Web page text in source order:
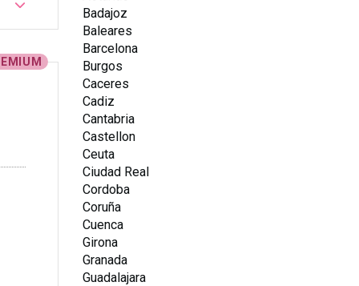
Badajoz
Baleares
Barcelona
Burgos
Caceres
Cadiz
Cantabria
Castellon
Ceuta
Ciudad Real
Cordoba
Coruña
Cuenca
Girona
Granada
Guadalajara